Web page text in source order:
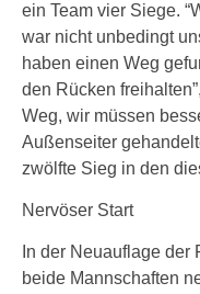
ein Team vier Siege.
war nicht unbedingt
haben einen Weg
den Rücken
Weg, wir müssen
Außenseiter
zwölfte Sieg in den
Nervöser Start
In der Neuauflage
beide Mannschaften